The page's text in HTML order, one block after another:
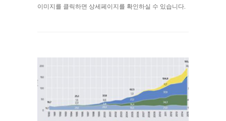
이미지를 클릭하면 상세페이지를 확인하실 수 있습니다.